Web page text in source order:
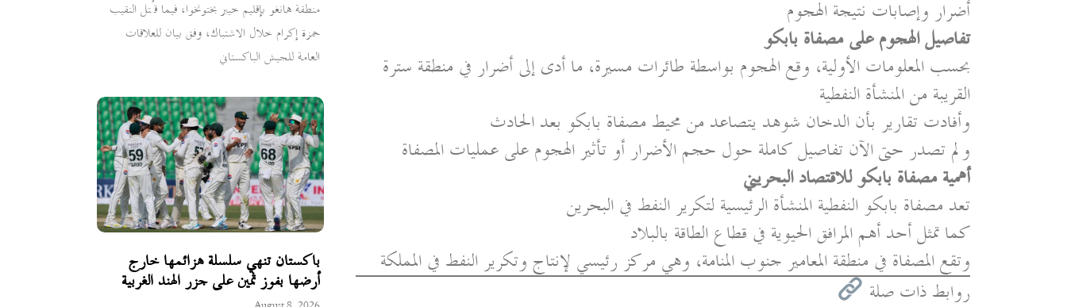
منطقة هانغو بإقليم خيبر بختونخوا، فيما قُتل النقيب
حمزة إكرام خلال الاشتباك، وفق بيان للعلاقات
العامة للجيش الباكستاني
باكستان تنهي سلسلة هزائمها خارج
أرضها بفوز ثمين على جزر الهند الغربية
أضرار وإصابات نتيجة الهجوم
تفاصيل الهجوم على مصفاة بابكو
بحسب المعلومات الأولية، وقع الهجوم بواسطة طائرات مسيرة، ما أدى إلى أضرار في منطقة سترة
القريبة من المنشأة النفطية
وأفادت تقارير بأن الدخان شوهد يتصاعد من محيط مصفاة بابكو بعد الحادث
ولم تصدر حتى الآن تفاصيل كاملة حول حجم الأضرار أو تأثير الهجوم على عمليات المصفاة
أهمية مصفاة بابكو للاقتصاد البحريني
تعد مصفاة بابكو النفطية المنشأة الرئيسية لتكرير النفط في البحرين
كما تمثل أحد أهم المرافق الحيوية في قطاع الطاقة بالبلاد
وتقع المصفاة في منطقة المعامير جنوب المنامة، وهي مركز رئيسي لإنتاج وتكرير النفط في المملكة
روابط ذات صلة